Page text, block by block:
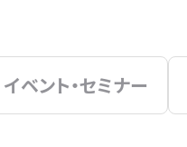
イベント・セミナー